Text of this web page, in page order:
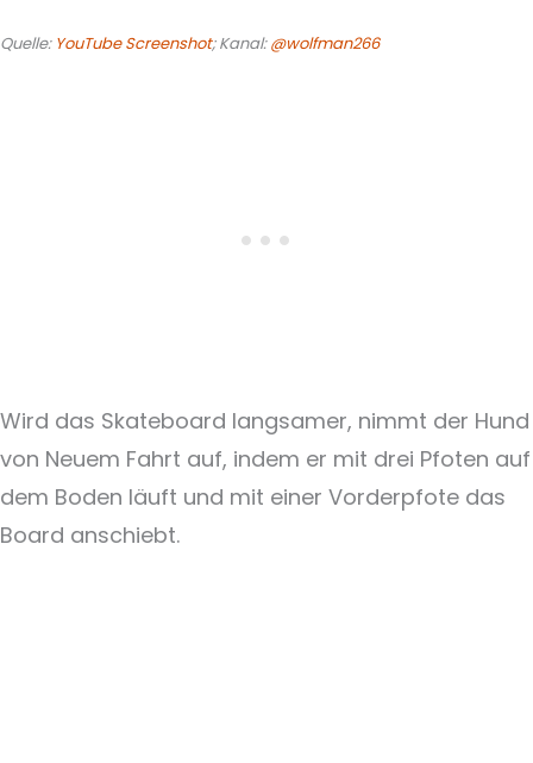
Quelle: YouTube Screenshot; Kanal:@wolfman266
Wird das Skateboard langsamer, nimmt der Hund
von Neuem Fahrt auf, indem er mit drei Pfoten auf
dem Boden läuft und mit einer Vorderpfote das
Board anschiebt.